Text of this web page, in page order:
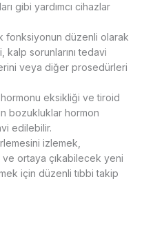
gibi yardımcı cihazlar
fonksiyonun düzenli olarak
kalp sorunlarını tedavi
veya diğer prosedürleri
eksikliği ve tiroid
bozukluklar hormon
edilebilir.
izlemek,
ortaya çıkabilecek yeni
için düzenli tıbbi takip